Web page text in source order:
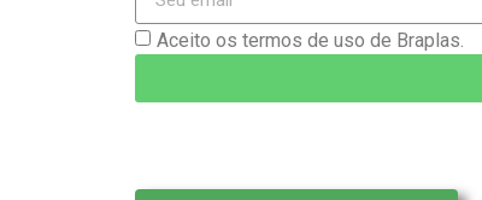
Aceito os termos de uso de Braplas.